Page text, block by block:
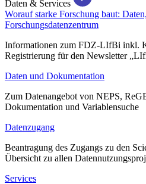
Daten & Services
Worauf starke Forschung baut:
Forschungsdatenzentrum
Informationen zum FDZ-LIfBi inkl.
Registrierung für den Newsletter
Daten und Dokumentation
Zum Datenangebot von NEPS,
Dokumentation und Variablensuche
Datenzugang
Beantragung des Zugangs zu den
Übersicht zu allen
Services